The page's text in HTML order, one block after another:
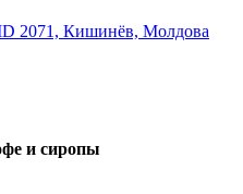
2071, Кишинёв, Молдова
и сиропы